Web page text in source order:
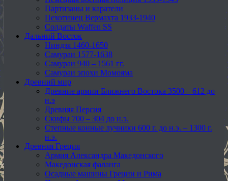
Партизаны и каратели
Пехотинец Вермахта 1933-1940
Солдаты Waffen SS
Дальний Восток
Ниндзя 1460-1650
Самураи 1577-1638
Самураи 940 – 1561 гг.
Самураи эпохи Момояма
Древний мир
Древние армии Ближнего Востока 3500 – 612 до
н.э
Древняя Персия
Скифы 700 – 304 до н.э.
Степные конные лучники 600 г. до н.э. – 1300 г.
н.э.
Древняя Греция
Армия Александра Македонского
Македонская фаланга
Осадные машины Греции и Рима